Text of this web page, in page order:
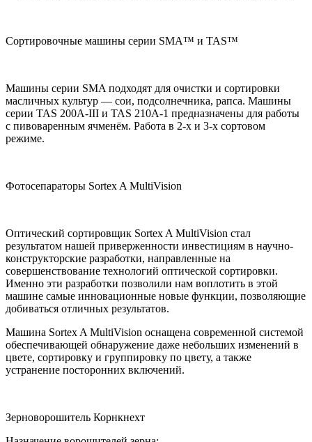
Сортировочные машины серии SMA™ и TAS™
Машины серии SMA подходят для очистки и сортировки
масличных культур — сои, подсолнечника, рапса. Машины
серии TAS 200A-III и TAS 210A-1 предназначены для работы
с пивоваренным ячменём. Работа в 2-х и 3-х сортовом
режиме.
Фотосепараторы Sortex A MultiVision
Оптический сортировщик Sortex A MultiVision стал
результатом нашей приверженности инвестициям в научно-
конструкторские разработки, направленные на
совершенствование технологий оптической сортировки.
Именно эти разработки позволили нам воплотить в этой
машине самые инновационные новые функции, позволяющие
добиваться отличных результатов.
Машина Sortex A MultiVision оснащена современной системой
обеспечивающей обнаружение даже небольших изменений в
цвете, сортировку и группировку по цвету, а также
устранение посторонних включений.
Зерноворошитель Корнкнехт